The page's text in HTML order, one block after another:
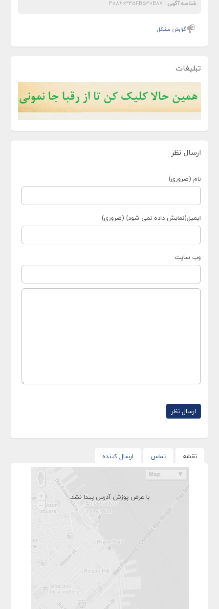
شناسه آگهی :
گزارش مشکل
تبلیغات
ارسال نظر
نام (ضروری)
ایمیل(نمایش داده نمی شود) (ضروری)
وب سایت
نقشه تماس ارسال کننده
با عرض پوزش آدرس پیدا نشد.